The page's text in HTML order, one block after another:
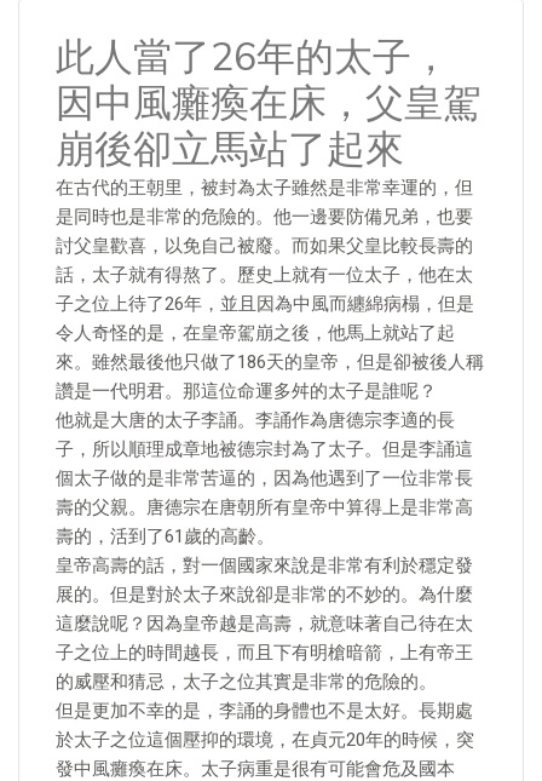
此人當了26年的太子，
因中風癱瘓在床，父皇駕
崩後卻立馬站了起來
在古代的王朝里，被封為太子雖然是非常幸運的，但
是同時也是非常的危險的。他一邊要防備兄弟，也要
討父皇歡喜，以免自己被廢。而如果父皇比較長壽的
話，太子就有得熬了。歷史上就有一位太子，他在太
子之位上待了26年，並且因為中風而纏綿病榻，但是
令人奇怪的是，在皇帝駕崩之後，他馬上就站了起
來。雖然最後他只做了186天的皇帝，但是卻被後人稱
讚是一代明君。那這位命運多舛的太子是誰呢？
他就是大唐的太子李誦。李誦作為唐德宗李適的長
子，所以順理成章地被德宗封為了太子。但是李誦這
個太子做的是非常苦逼的，因為他遇到了一位非常長
壽的父親。唐德宗在唐朝所有皇帝中算得上是非常高
壽的，活到了61歲的高齡。
皇帝高壽的話，對一個國家來說是非常有利於穩定發
展的。但是對於太子來說卻是非常的不妙的。為什麼
這麼說呢？因為皇帝越是高壽，就意味著自己待在太
子之位上的時間越長，而且下有明槍暗箭，上有帝王
的威壓和猜忌，太子之位其實是非常的危險的。
但是更加不幸的是，李誦的身體也不是太好。長期處
於太子之位這個壓抑的環境，在貞元20年的時候，突
發中風癱瘓在床。太子病重是很有可能會危及國本